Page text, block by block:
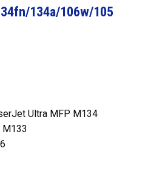
134a/106w/105
Ultra MFP M134
M133
106w/105 (CF233A) 2.3K số lượng